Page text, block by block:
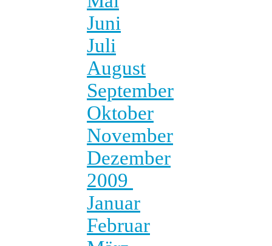
Juni
Juli
August
September
Oktober
November
Dezember
2009
Januar
Februar